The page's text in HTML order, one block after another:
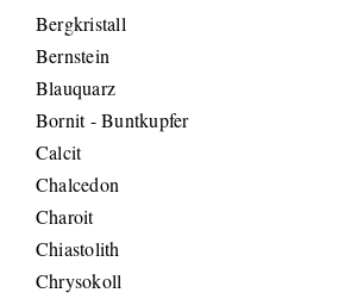
Bergkristall
Bernstein
Blauquarz
Bornit - Buntkupfer
Calcit
Chalcedon
Charoit
Chiastolith
Chrysokoll